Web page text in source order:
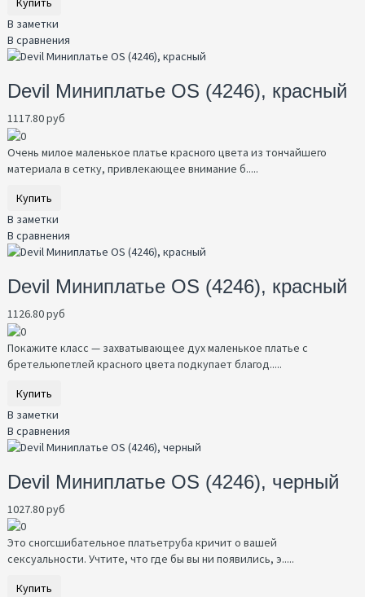
В заметки
В сравнения
Devil Миниплатье OS (4246), красный
1117.80 руб
Очень милое маленькое платье красного цвета из тончайшего
материала в сетку, привлекающее внимание б.....
Купить
В заметки
В сравнения
Devil Миниплатье OS (4246), красный
1126.80 руб
Покажите класс — захватывающее дух маленькое платье с
бретельюпетлей красного цвета подкупает благод.....
Купить
В заметки
В сравнения
Devil Миниплатье OS (4246), черный
1027.80 руб
Это сногсшибательное платьетруба кричит о вашей
сексуальности. Учтите, что где бы вы ни появились, э.....
Купить